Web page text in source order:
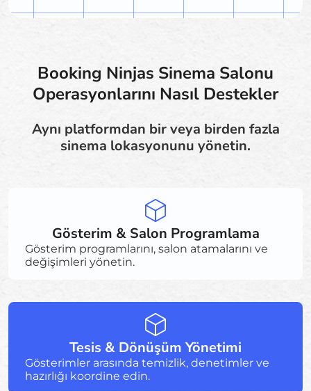
Booking Ninjas Sinema Salonu
Operasyonlarını Nasıl Destekler
Aynı platformdan bir veya birden fazla
sinema lokasyonunu yönetin.
Gösterim & Salon Programlama
Gösterim programlarını, salon atamalarını ve
değişimleri yönetin.
Tesis & Dönüşüm Yönetimi
Gösterimler arasında temizlik, denetimler ve
hazırlığı koordine edin.